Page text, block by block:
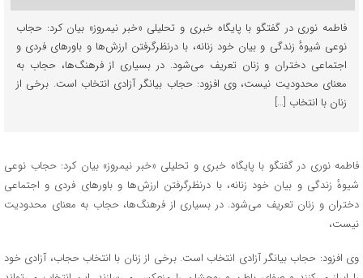
فاطمه نوری در گفتگو با پایگاه خبری و تحلیلی «خبر نیمروز» بیان کرد: حجاب
نوعی شیوهٔ زندگی و بیان خود زنانه، با درنظرگرفتن ارزش‌ها و باورهای فردی و
اجتماعی دختران و زنان تعریف می‌شود. در بسیاری از فرهنگ‌ها، حجاب به
معنای محدودیت نیست، وی افزود: حجاب بیانگر آزادی انتخاب است. برخی از
زنان با انتخاب […]
فاطمه نوری در گفتگو با پایگاه خبری و تحلیلی «خبر نیمروز» بیان کرد: حجاب نوعی
شیوهٔ زندگی و بیان خود زنانه، با درنظرگرفتن ارزش‌ها و باورهای فردی و اجتماعی
دختران و زنان تعریف می‌شود. در بسیاری از فرهنگ‌ها، حجاب به معنای محدودیت
نیست،
وی افزود: حجاب بیانگر آزادی انتخاب است. برخی از زنان با انتخاب حجاب، آزادی خود